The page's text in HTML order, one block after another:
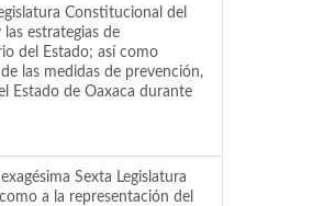
Constitucional del
estrategias de
del Estado; así como
las medidas de prevención,
Estado de Oaxaca durante
Sexta Legislatura
a la representación del